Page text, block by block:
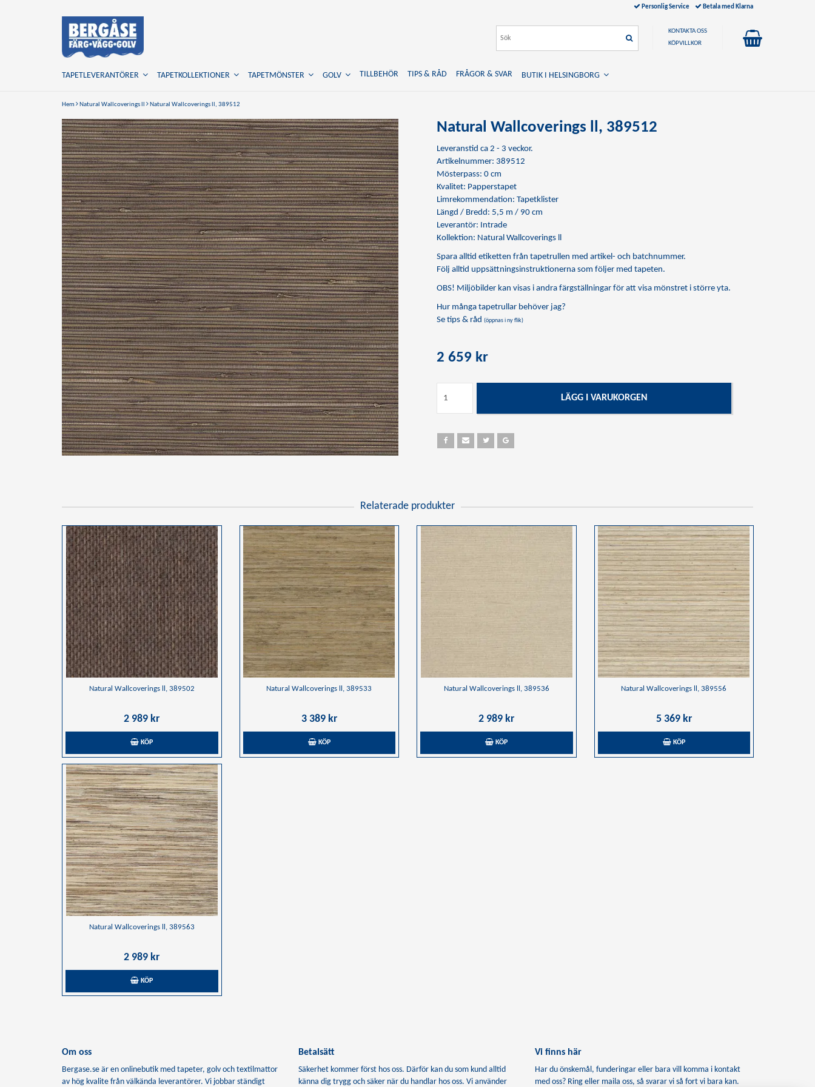
Hem Natural Wallcoverings ll Natural Wallcoverings ll, 389512
Natural Wallcoverings ll, 389512
Leveranstid ca 2 - 3 veckor.
Artikelnummer: 389512
Mösterpass: 0 cm
Kvalitet: Papperstapet
Limrekommendation: Tapetklister
Längd / Bredd: 5,5 m / 90 cm
Leverantör: Intrade
Kollektion: Natural Wallcoverings ll
Spara alltid etiketten från tapetrullen med artikel- och batchnummer.
Följ alltid uppsättningsinstruktionerna som följer med tapeten.
OBS! Miljöbilder kan visas i andra färgställningar för att visa mönstret i större yta.
Hur många tapetrullar behöver jag?
Se tips & råd (öppnas i ny flik)
2 659 kr
LÄGG I VARUKORGEN
Relaterade produkter
Natural Wallcoverings ll, 389502
2 989 kr
KÖP
Natural Wallcoverings ll, 389533
3 389 kr
KÖP
Natural Wallcoverings ll, 389536
2 989 kr
KÖP
Natural Wallcoverings ll, 389556
5 369 kr
KÖP
Natural Wallcoverings ll, 389563
2 989 kr
KÖP
Om oss
Bergase.se är en onlinebutik med tapeter, golv och textilmattor
av hög kvalite från välkända leverantörer. Vi jobbar ständigt
Betalsätt
Säkerhet kommer först hos oss. Därför kan du som kund alltid
känna dig trygg och säker när du handlar hos oss. Vi använder
Vi finns här
Har du önskemål, funderingar eller bara vill komma i kontakt
med oss? Ring eller maila oss, så svarar vi så fort vi bara kan.
Personlig Service Betala med Klarna
KONTAKTA OSS
KÖPVILLKOR
TAPETLEVERANTÖRER TAPETKOLLEKTIONER TAPETMÖNSTER GOLV TILLBEHÖR TIPS & RÅD FRÅGOR & SVAR BUTIK I HELSINGBORG